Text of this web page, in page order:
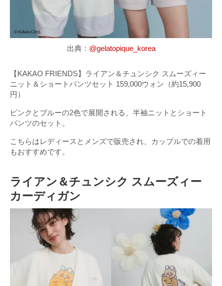
出典： @gelatopique_korea
【KAKAO FRIENDS】ライアン＆チュンシク スムーズィー
ニット＆ショートパンツセット 159,000ウォン（約15,900
円）
ピンクとブルーの2色で展開される、半袖ニットとショート
パンツのセット。
こちらはレディースとメンズで販売され、カップルでの着用
もおすすめです。
ライアン＆チュンシク スムーズィー
カーディガン